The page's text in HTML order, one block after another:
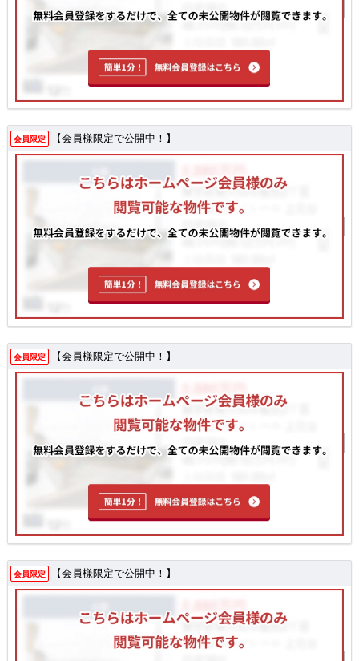
会員限定 【会員様限定で公開中！】
会員限定 【会員様限定で公開中！】
会員限定 【会員様限定で公開中！】